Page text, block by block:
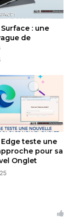
sur les tâches
aller chercher
plafonné à
comme des
arriver pour
il pourrait
précision. En
un outil
temps au
: une
de
teste une
pour sa
Onglet